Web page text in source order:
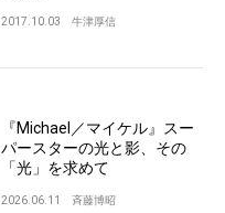
2017.10.03 牛津厚信
『Michael／マイケル』スー
パースターの光と影、その
「光」を求めて
2026.06.11 斉藤博昭